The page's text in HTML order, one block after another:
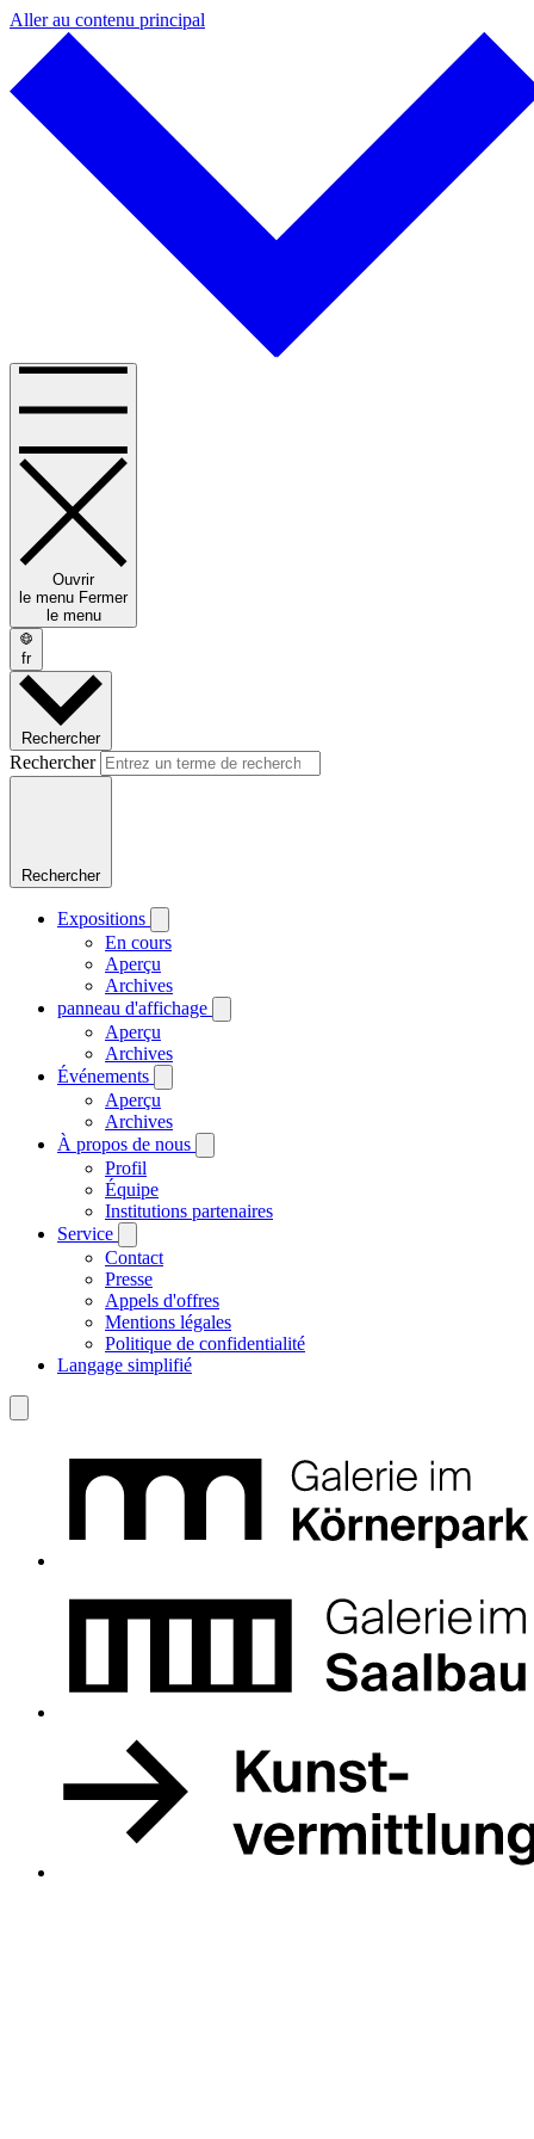
Aller au contenu principal
Ouvrir
le menu Fermer
le menu
fr
Rechercher
Rechercher
Rechercher
Expositions
En cours
Aperçu
Archives
panneau d'affichage
Aperçu
Archives
Événements
Aperçu
Archives
À propos de nous
Profil
Équipe
Institutions partenaires
Service
Contact
Presse
Appels d'offres
Mentions légales
Politique de confidentialité
Langage simplifié